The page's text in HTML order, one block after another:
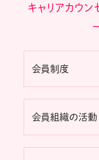
キャリアカウン
会員制度
会員組織の活動